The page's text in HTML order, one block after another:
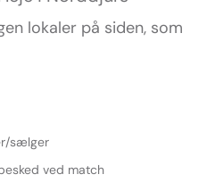
lokaler på siden, som
sælger
ved match